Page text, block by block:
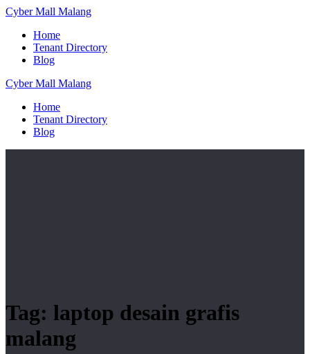
Skip
content
CyberMall Malang
Home
Tenant Directory
Blog
CyberMall Malang
Home
Tenant Directory
Blog
Tag: laptop desain grafis
malang